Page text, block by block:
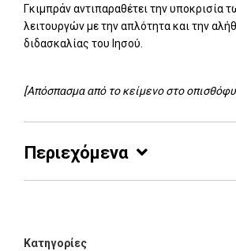
Γκιμπράν αντιπαραθέτει την υποκρισία
λειτουργών με την απλότητα και την
διδασκαλίας του Ιησού.
[Απόσπασμα από το κείμενο στο
Περιεχόμενα
Κατηγορίες